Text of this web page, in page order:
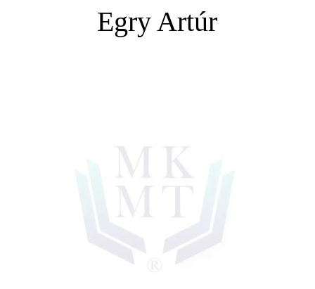
Egry Artúr